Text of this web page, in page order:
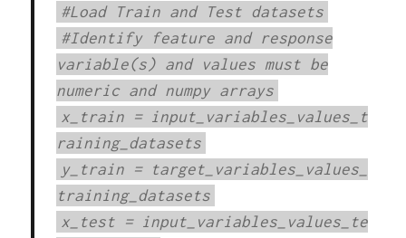
#Load Train and Test datasets
#Identify feature and response
variable(s) and values must be
numeric and numpy arrays
x_train = input_variables_values_t
raining_datasets
y_train =
target_variables_values_
training_datasets
x_test = input_variables_values_te